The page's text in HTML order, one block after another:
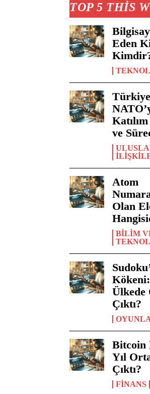
TOP 5 THIS
Eden
ve
Atom
Olan
BILIM
Ülkede
Çıktı?
Bitcoin
Yıl
Çıktı?
FINANS